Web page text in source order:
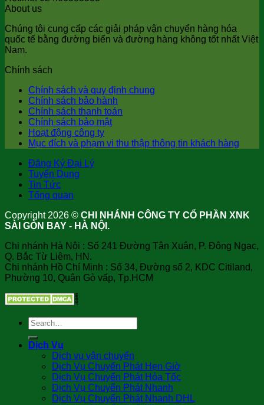
About us
Chúng tôi cung cấp các giải pháp vận chuyển hàng hóa
quốc tế bằng đường biển và đường hàng không tốt nhất Việt
Nam.
Chính sách
Chính sách và quy định chung
Chính sách bảo hành
Chính sách thanh toán
Chính sách bảo mật
Hoạt động công ty
Mục đích và phạm vi thu thập thông tin khách hàng
Đăng Ký Đại Lý
Tuyển Dụng
Tin Tức
Tổng quan
Copyright 2026 © CHI NHÁNH CÔNG TY CỔ PHẦN XNK
SÀI GÒN BAY - HÀ NỘI.
Chi nhánh Hà Nội : Số 241 Đường Tân Xuân, P. Đông Ngạc,
Q. Bắc Từ Liêm, HN.
Chi nhánh Hồ Chí Minh : Số 34, Đường số 2, KDC Citiland,
Phường 10, Quận Gò vấp, Tp.HCM
Dịch Vụ
Dịch vụ vận chuyển
Dịch Vụ Chuyển Phát Hẹn Giờ
Dịch Vụ Chuyển Phát Hỏa Tốc
Dịch Vụ Chuyển Phát Nhanh
Dịch Vụ Chuyển Phát Nhanh DHL